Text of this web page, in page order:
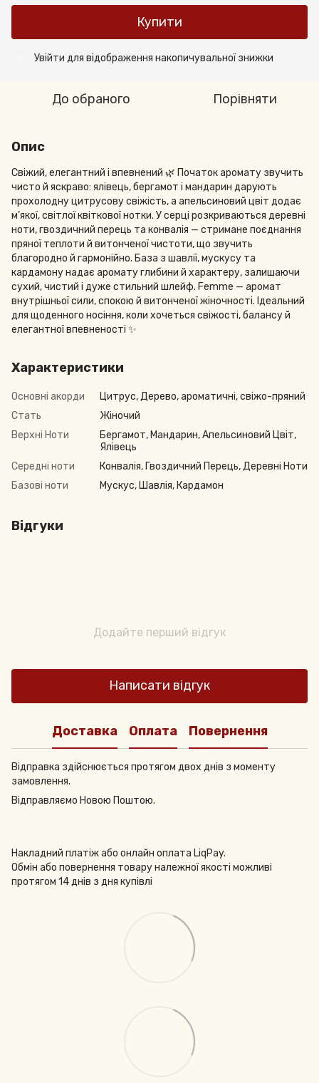
Купити
Увійти для відображення накопичувальної знижки
До обраного Порівняти
Опис
Свіжий, елегантний і впевнений 🌿 Початок аромату звучить
чисто й яскраво: ялівець, бергамот і мандарин дарують
прохолодну цитрусову свіжість, а апельсиновий цвіт додає
м’якої, світлої квіткової нотки. У серці розкриваються деревні
ноти, гвоздичний перець та конвалія — стримане поєднання
пряної теплоти й витонченої чистоти, що звучить
благородно й гармонійно. База з шавлії, мускусу та
кардамону надає аромату глибини й характеру, залишаючи
сухий, чистий і дуже стильний шлейф. Femme — аромат
внутрішньої сили, спокою й витонченої жіночності. Ідеальний
для щоденного носіння, коли хочеться свіжості, балансу й
елегантної впевненості ✨
Характеристики
Основні акорди
Цитрус, Дерево, ароматичні, свіжо-пряний
Стать
Жіночий
Верхні Ноти
Бергамот, Мандарин, Апельсиновий Цвіт,
Ялівець
Середні ноти
Конвалія, Гвоздичний Перець, Деревні Ноти
Базові ноти
Мускус, Шавлія, Кардамон
Відгуки
Додайте перший відгук
Написати відгук
Доставка Оплата Повернення
Відправка здійснюється протягом двох днів з моменту
замовлення.
Відправляємо Новою Поштою.
Накладний платіж або онлайн оплата LiqPay.
Обмін або повернення товару належної якості можливі
протягом 14 днів з дня купівлі